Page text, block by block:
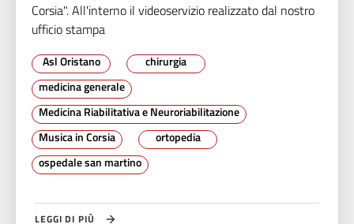
Corsia". All'interno il videoservizio realizzato dal nostro
ufficio stampa
Asl Oristano
chirurgia
medicina generale
Medicina Riabilitativa e Neuroriabilitazione
Musica in Corsia
ortopedia
ospedale san martino
LEGGI DI PIÙ